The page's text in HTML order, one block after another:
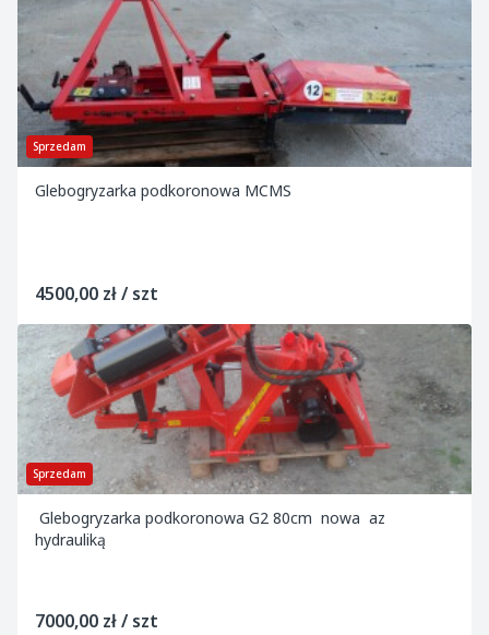
Sprzedam
Glebogryzarka podkoronowa MCMS
4500,00 zł / szt
Sprzedam
Glebogryzarka podkoronowa G2 80cm nowa az
hydrauliką
7000,00 zł / szt